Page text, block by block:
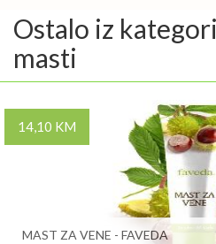
Ostalo iz
masti
14,10 KM
MAST ZA VENE - FAVEDA